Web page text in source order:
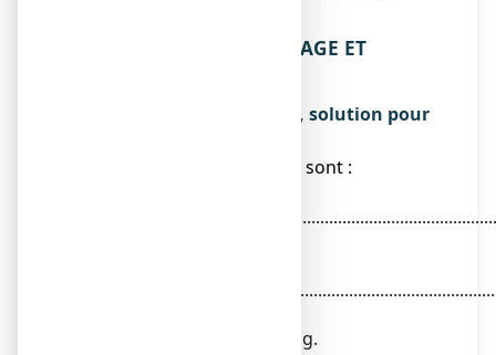
6. CONTENU DE L’EMBALLAGE ET
Ce que contient VERRUFILM, solution pour
● Les substances actives sont :
Pour 100 g.